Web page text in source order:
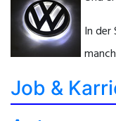
In der
Job &